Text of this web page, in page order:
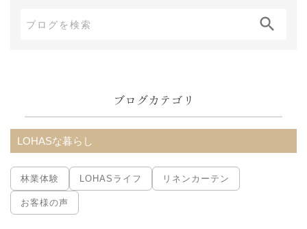
ブ
ブログカテゴリ
LOHASな暮らし
林業体験 LOHASライフ リネンカーテン
お客様の声